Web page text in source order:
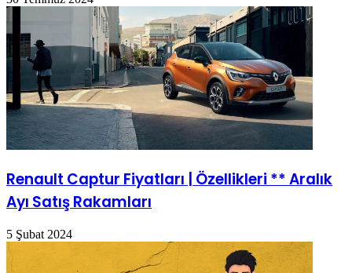
Renault Captur Fiyatları | Özellikleri ** Aralık
Ayı Satış Rakamları
5 Şubat 2024